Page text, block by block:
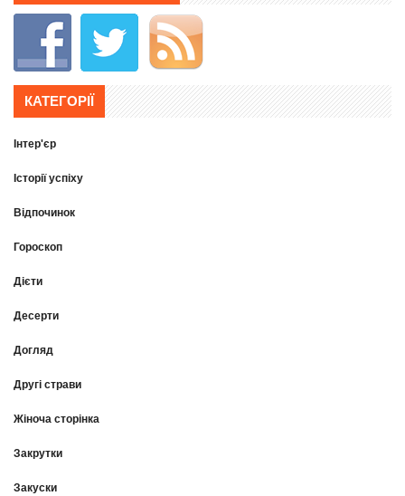
КАТЕГОРІЇ
Інтер'єр
Історії успіху
Відпочинок
Гороскоп
Дієти
Десерти
Догляд
Другі страви
Жіноча сторінка
Закрутки
Закуски